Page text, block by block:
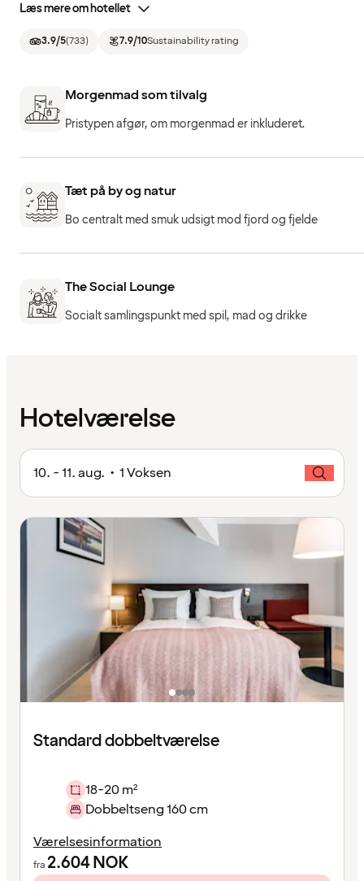
Læs mere om hotellet
3.9/5(733) 7.9/10Sustainability rating
Morgenmad som tilvalg
Pristypen afgør, om morgenmad er inkluderet.
Tæt på by og natur
Bo centralt med smuk udsigt mod fjord og fjelde
The Social Lounge
Socialt samlingspunkt med spil, mad og drikke
Hotelværelse
10. - 11. aug. • 1 Voksen
Standard dobbeltværelse
18-20 m²
Dobbeltseng 160 cm
Værelsesinformation
fra 2.604NOK